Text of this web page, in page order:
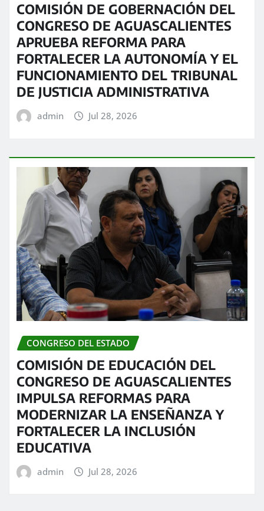
COMISIÓN DE GOBERNACIÓN DEL
CONGRESO DE AGUASCALIENTES
APRUEBA REFORMA PARA
FORTALECER LA AUTONOMÍA Y EL
FUNCIONAMIENTO DEL TRIBUNAL
DE JUSTICIA ADMINISTRATIVA
admin Jul 28, 2026
CONGRESO DEL ESTADO
COMISIÓN DE EDUCACIÓN DEL
CONGRESO DE AGUASCALIENTES
IMPULSA REFORMAS PARA
MODERNIZAR LA ENSEÑANZA Y
FORTALECER LA INCLUSIÓN
EDUCATIVA
admin Jul 28, 2026